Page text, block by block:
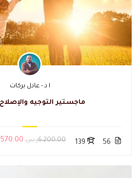
ا د - عادل بركات
ماجستير التوجيه
56
139 6,200.00ر.س